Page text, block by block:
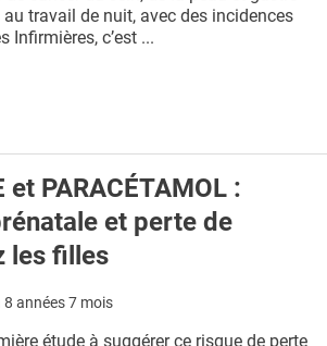
travail de nuit, avec des incidences
Infirmières, c’est ...
et PARACÉTAMOL :
et perte de
les filles
8 années 7 mois
étude à suggérer ce risque de perte